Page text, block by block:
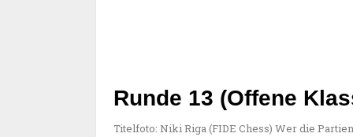
Runde 13 (Offene
Titelfoto: Niki Riga (FIDE Chess) Wer die Partien